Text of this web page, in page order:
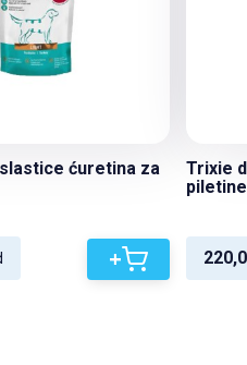
ćuretina za
+
Trixie